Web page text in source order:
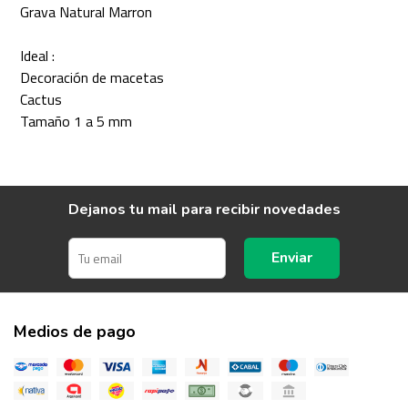
Grava Natural Marron
Ideal :
Decoración de macetas
Cactus
Tamaño 1 a 5 mm
Dejanos tu mail para recibir novedades
Enviar
Medios de pago